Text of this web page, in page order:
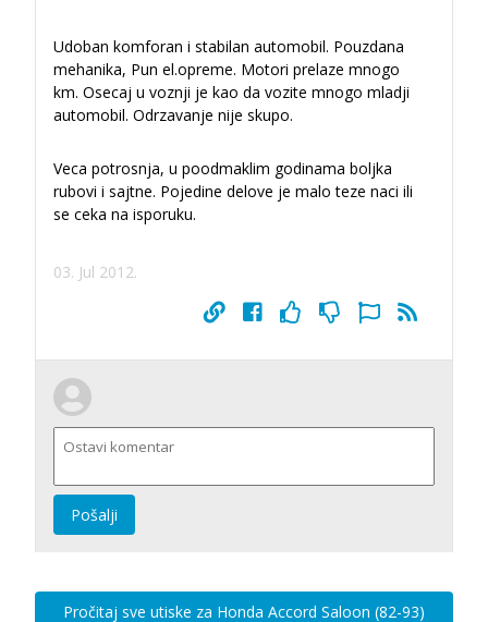
Udoban komforan i stabilan automobil. Pouzdana
mehanika, Pun el.opreme. Motori prelaze mnogo
km. Osecaj u voznji je kao da vozite mnogo mladji
automobil. Odrzavanje nije skupo.
Veca potrosnja, u poodmaklim godinama boljka
rubovi i sajtne. Pojedine delove je malo teze naci ili
se ceka na isporuku.
03. Jul 2012.
Pošalji
Pročitaj sve utiske za Honda Accord Saloon (82-93)